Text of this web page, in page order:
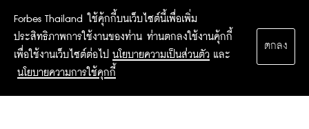
Forbes Thailand ใช้คุ้กกี้บนเว็บไซต์นี้เพื่อเพิ่ม
ประสิทธิภาพการใช้งานของท่าน ท่านตกลงใช้งานคุ้กกี้
เพื่อใช้งานเว็บไซต์ต่อไป นโยบายความเป็นส่วนตัว และ
นโยบายความการใช้คุกกี้
ตกลง
2015 Forbesthailand.com ALL RIGHTS RESERVED